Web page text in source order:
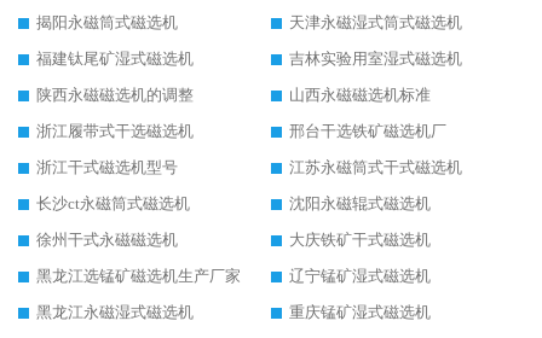
揭阳永磁筒式磁选机
天津永磁湿式筒式磁选机
福建钛尾矿湿式磁选机
吉林实验用室湿式磁选机
陕西永磁磁选机的调整
山西永磁磁选机标准
浙江履带式干选磁选机
邢台干选铁矿磁选机厂
浙江干式磁选机型号
江苏永磁筒式干式磁选机
长沙ct永磁筒式磁选机
沈阳永磁辊式磁选机
徐州干式永磁磁选机
大庆铁矿干式磁选机
黑龙江选锰矿磁选机生产厂家
辽宁锰矿湿式磁选机
黑龙江永磁湿式磁选机
重庆锰矿湿式磁选机